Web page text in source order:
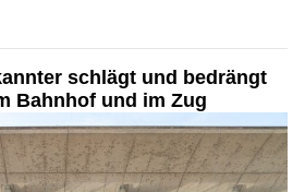
schlägt und bedrängt
Bahnhof und im Zug